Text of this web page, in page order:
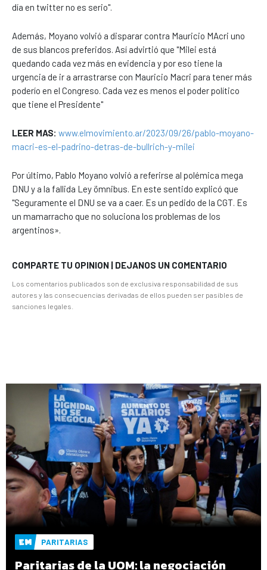
día en twitter no es serio".
Además, Moyano volvió a disparar contra Mauricio MAcri uno
de sus blancos preferidos. Así advirtió que "Milei está
quedando cada vez más en evidencia y por eso tiene la
urgencia de ir a arrastrarse con Mauricio Macri para tener más
poderío en el Congreso. Cada vez es menos el poder político
que tiene el Presidente"
LEER MAS: www.elmovimiento.ar/2023/09/26/pablo-moyano-
macri-es-el-padrino-detras-de-bullrich-y-milei
Por último, Pablo Moyano volvió a referirse al polémica mega
DNU y a la fallida Ley ömnibus. En este sentido explicó que
"Seguramente el DNU se va a caer. Es un pedido de la CGT. Es
un mamarracho que no soluciona los problemas de los
argentinos».
COMPARTE TU OPINION | DEJANOS UN COMENTARIO
Los comentarios publicados son de exclusiva responsabilidad de sus
autores y las consecuencias derivadas de ellos pueden ser pasibles de
sanciones legales.
PARITARIAS
Paritarias de la UOM: la negociación